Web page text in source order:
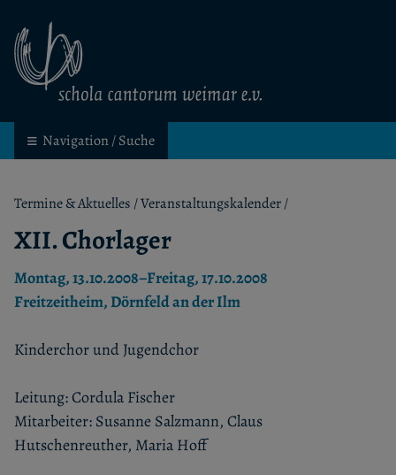
schola cantorum weimar
Navigation / Suche
Termine & Aktuelles /Veranstaltungskalender/
XII. Chorlager
Montag, 13.10.2008–Freitag, 17.10.2008
Freitzeitheim, Dörnfeld an der Ilm
Kinderchor und Jugendchor
Leitung: Cordula Fischer
Mitarbeiter: Susanne Salzmann, Claus
Hutschenreuther, Maria Hoff